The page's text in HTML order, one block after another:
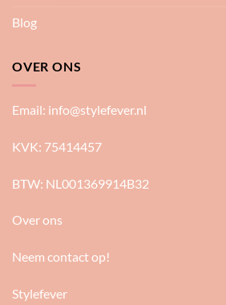
Blog
OVER ONS
Email: info@stylefever.nl
KVK: 75414457
BTW: NL001369914B32
Over ons
Neem contact op!
Stylefever